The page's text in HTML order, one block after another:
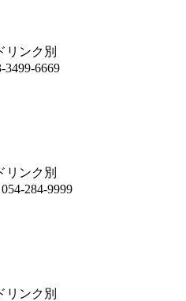
リンク別
6669
リンク別
284-9999
リンク別